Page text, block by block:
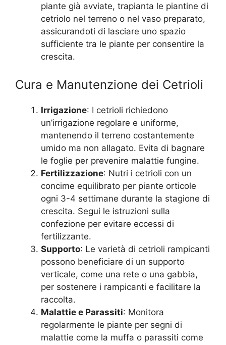
piante già avviate, trapianta le piantine di
cetriolo nel terreno o nel vaso preparato,
assicurandoti di lasciare uno spazio
sufficiente tra le piante per consentire la
crescita.
Cura e Manutenzione dei Cetrioli
Irrigazione: I cetrioli richiedono
un’irrigazione regolare e uniforme,
mantenendo il terreno costantemente
umido ma non allagato. Evita di bagnare
le foglie per prevenire malattie fungine.
Fertilizzazione: Nutri i cetrioli con un
concime equilibrato per piante orticole
ogni 3-4 settimane durante la stagione di
crescita. Segui le istruzioni sulla
confezione per evitare eccessi di
fertilizzante.
Supporto: Le varietà di cetrioli rampicanti
possono beneficiare di un supporto
verticale, come una rete o una gabbia,
per sostenere i rampicanti e facilitare la
raccolta.
Malattie e Parassiti: Monitora
regolarmente le piante per segni di
malattie come la muffa o parassiti come